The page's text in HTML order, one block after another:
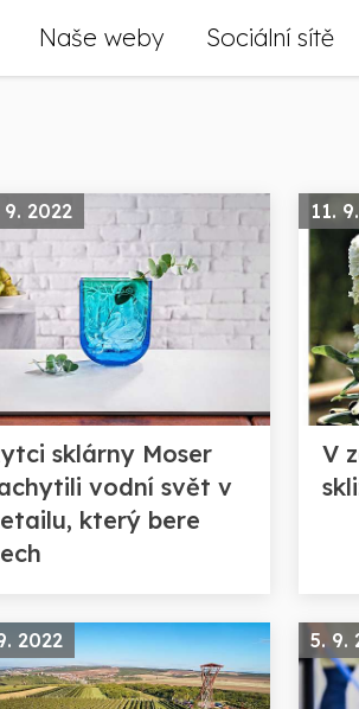
Naše weby Sociální sítě
9. 2022
sklárny Moser
vodní svět v
který bere
11.
V
2022 5. 9.